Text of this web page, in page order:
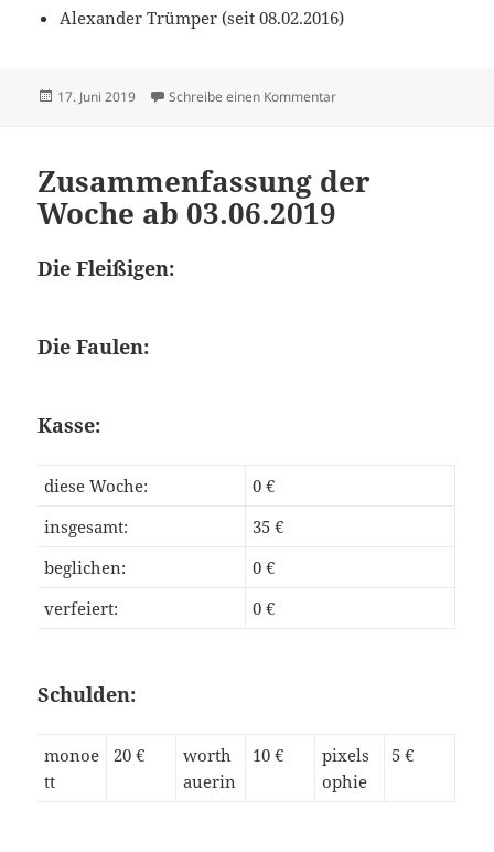
Alexander Trümper (seit 08.02.2016)
Veröffentlicht
17. Juni 2019 Schreibe einen Kommentarzu Zusammenfassung
Zusammenfassung der
Woche ab 03.06.2019
Die Fleißigen:
Die Faulen:
Kasse:
diese Woche:
0 €
insgesamt:
35 €
beglichen:
0 €
verfeiert:
0 €
Schulden:
monoe
tt
20 €
worth
auerin
10 €
pixels
ophie
5 €